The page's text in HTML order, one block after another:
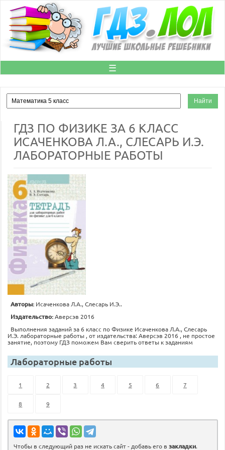
☰
ГДЗ ПО ФИЗИКЕ ЗА 6 КЛАСС
ИСАЧЕНКОВА Л.А., СЛЕСАРЬ И.Э.
ЛАБОРАТОРНЫЕ РАБОТЫ
Авторы: Исаченкова Л.А., Слесарь И.Э..
Издательство:Аверсэв 2016
Выполнения заданий за 6 класс по Физике Исаченкова Л.А., Слесарь
И.Э. лабораторные работы , от издательства: Аверсэв 2016 , не простое
занятие, поэтому ГДЗ поможем Вам сверить ответы к заданиям
Лабораторные работы
1 2 3 4 5 6 7
8 9
Чтобы в следующий раз не искать сайт - добавь его в закладки.